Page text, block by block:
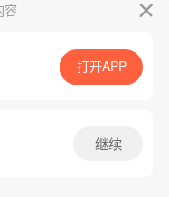
App免费看
容
打开APP
继续